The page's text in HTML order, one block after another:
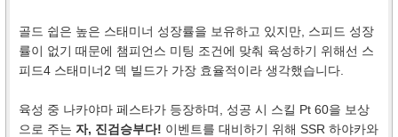
골드 쉽은 높은 스태미너 성장률을 보유하고 있지만, 스피드 성장
률이 없기 때문에 챔피언스 미팅 조건에 맞춰 육성하기 위해선 스
피드4 스태미너2 덱 빌드가 가장 효율적이라 생각했습니다.
육성 중 나카야마 페스타가 등장하며, 성공 시 스킬 Pt 60을 보상
으로 주는 자, 진검승부다! 이벤트를 대비하기 위해 SSR 하야카와